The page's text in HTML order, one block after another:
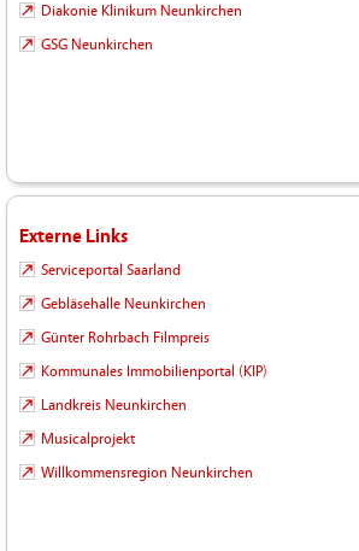
Diakonie Klinikum Neunkirchen
GSG Neunkirchen
Externe Links
Serviceportal Saarland
Gebläsehalle Neunkirchen
Günter Rohrbach Filmpreis
Kommunales Immobilienportal (KIP)
Landkreis Neunkirchen
Musicalprojekt
Willkommensregion Neunkirchen